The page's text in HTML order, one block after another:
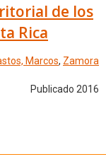
de los
Rica
Marcos, Zamora
Publicado 2016